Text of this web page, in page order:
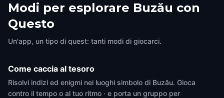
Biserica „Sfinții Îngeri”
Buzău,Romania
Catedrala Sf. Sava
Modi per esplorare Buzău con
Questo
Un'app, un tipo di quest: tanti modi di giocarci.
Come caccia al tesoro
Risolvi indizi ed enigmi nei luoghi simbolo di Buzău. Gioca
contro il tempo o al tuo ritmo · e porta un gruppo per